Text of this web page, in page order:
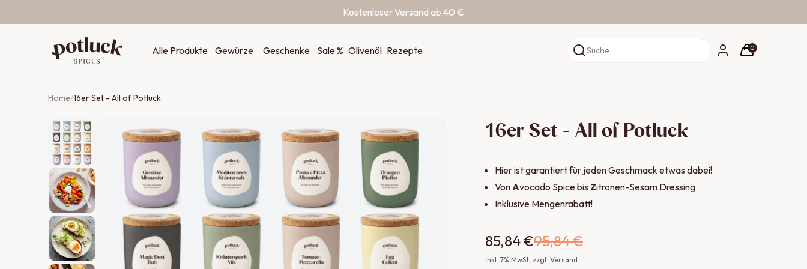
Kostenloser Versand ab 40 €
Alle Produkte Gewürze Geschenke Sale % Olivenöl Rezepte Suche 0
Home/16er Set - All of Potluck
16er Set - All of Potluck
Hier ist garantiert für jeden Geschmack etwas dabei!
Von Avocado Spice bis Zitronen-Sesam Dressing
Inklusive Mengenrabatt!
85,84 €95,84 €
inkl. 7% MwSt , zzgl. Versand